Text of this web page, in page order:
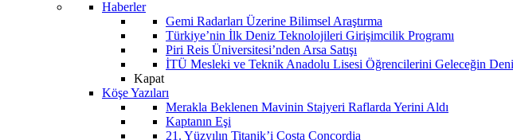
Haberler
Gemi Radarları Üzerine Bilimsel Araştırma
Türkiye’nin İlk Deniz Teknolojileri Girişimcilik Programı
Piri Reis Üniversitesi’nden Arsa Satışı
İTÜ Mesleki ve Teknik Anadolu Lisesi Öğrencilerini Geleceğin
Kapat
Köşe Yazıları
Merakla Beklenen Mavinin Stajyeri Raflarda Yerini Aldı
Kaptanın Eşi
21. Yüzyılın Titanik’i Costa Concordia